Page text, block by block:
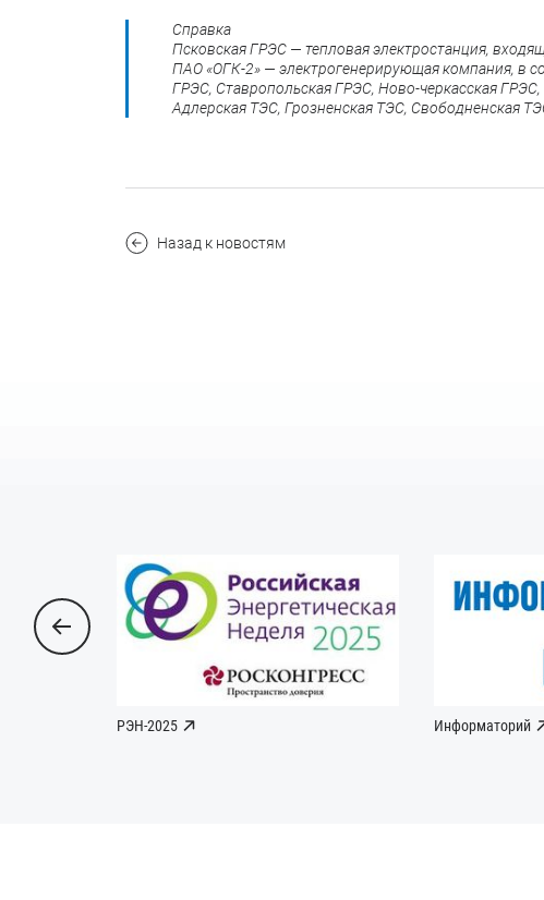
Справка
Псковская ГРЭС — тепловая электростанция,
ПАО «ОГК-2» — электрогенерирующая компания, в
ГРЭС, Ставропольская ГРЭС, Ново-черкасская
Адлерская ТЭС, Грозненская ТЭС, Свободненская
Назад к новостям
РЭН-2025 Информаторий